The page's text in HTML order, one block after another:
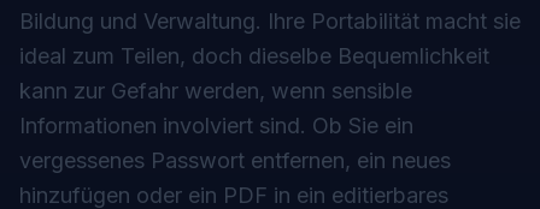
Bildung und Verwaltung. Ihre Portabilität macht sie
ideal zum Teilen, doch dieselbe Bequemlichkeit
kann zur Gefahr werden, wenn sensible
Informationen involviert sind. Ob Sie ein
vergessenes Passwort entfernen, ein neues
hinzufügen oder ein PDF in ein editierbares